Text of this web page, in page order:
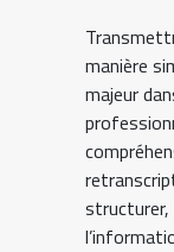
manière
majeur
structurer,